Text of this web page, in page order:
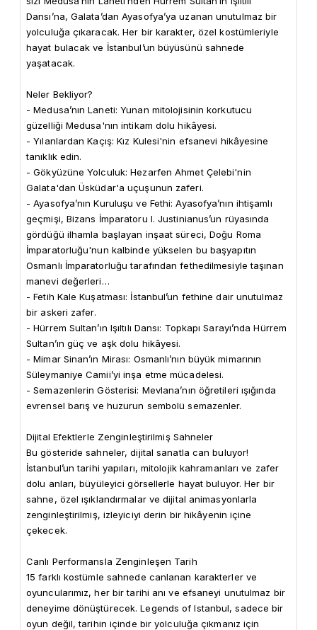
Dansı’na, Galata’dan Ayasofya’ya uzanan unutulmaz bir
yolculuğa çıkaracak. Her bir karakter, özel kostümleriyle
hayat bulacak ve İstanbul’un büyüsünü sahnede
yaşatacak.
Neler Bekliyor?
- Medusa’nın Laneti: Yunan mitolojisinin korkutucu
güzelliği Medusa'nın intikam dolu hikâyesi.
- Yılanlardan Kaçış: Kız Kulesi'nin efsanevi hikâyesine
tanıklık edin.
- Gökyüzüne Yolculuk: Hezarfen Ahmet Çelebi'nin
Galata'dan Üsküdar'a uçuşunun zaferi.
- Ayasofya’nın Kuruluşu ve Fethi: Ayasofya’nın ihtişamlı
geçmişi, Bizans İmparatoru I. Justinianus’un rüyasında
gördüğü ilhamla başlayan inşaat süreci, Doğu Roma
İmparatorluğu'nun kalbinde yükselen bu başyapıtın
Osmanlı İmparatorluğu tarafından fethedilmesiyle taşınan
manevi değerleri…
- Fetih Kale Kuşatması: İstanbul’un fethine dair unutulmaz
bir askeri zafer.
- Hürrem Sultan’ın Işıltılı Dansı: Topkapı Sarayı’nda Hürrem
Sultan’ın güç ve aşk dolu hikâyesi.
- Mimar Sinan’ın Mirası: Osmanlı’nın büyük mimarının
Süleymaniye Camii’yi inşa etme mücadelesi.
- Semazenlerin Gösterisi: Mevlana’nın öğretileri ışığında
evrensel barış ve huzurun sembolü semazenler.
Dijital Efektlerle Zenginleştirilmiş Sahneler
Bu gösteride sahneler, dijital sanatla can buluyor!
İstanbul’un tarihi yapıları, mitolojik kahramanları ve zafer
dolu anları, büyüleyici görsellerle hayat buluyor. Her bir
sahne, özel ışıklandırmalar ve dijital animasyonlarla
zenginleştirilmiş, izleyiciyi derin bir hikâyenin içine
çekecek.
Canlı Performansla Zenginleşen Tarih
15 farklı kostümle sahnede canlanan karakterler ve
oyuncularımız, her bir tarihi anı ve efsaneyi unutulmaz bir
deneyime dönüştürecek. Legends of Istanbul, sadece bir
oyun değil, tarihin içinde bir yolculuğa çıkmanız için